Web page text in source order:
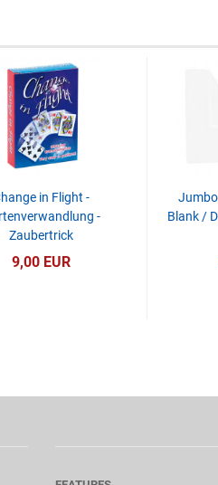
in Flight -
-
Zaubertrick
9,00 EUR
Blank /